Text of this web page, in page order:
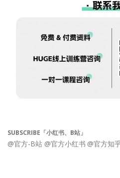
SUBSCRIBE「小红书、B站」
@官方-B站 @官方小红书 @官方知